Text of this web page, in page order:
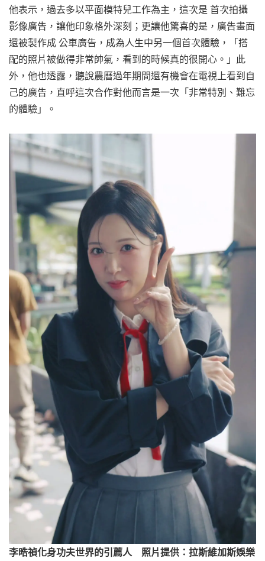
他表示，過去多以平面模特兒工作為主，這次是 首次拍攝
影像廣告，讓他印象格外深刻；更讓他驚喜的是，廣告畫面
還被製作成 公車廣告，成為人生中另一個首次體驗，「搭
配的照片被做得非常帥氣，看到的時候真的很開心。」此
外，他也透露，聽說農曆過年期間還有機會在電視上看到自
己的廣告，直呼這次合作對他而言是一次「非常特別、難忘
的體驗」。
李晧禎化身功夫世界的引薦人 照片提供：拉斯維加斯娛樂